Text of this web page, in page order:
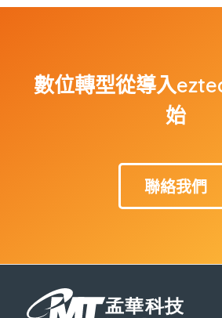
數位轉型從導入
始
聯絡我們